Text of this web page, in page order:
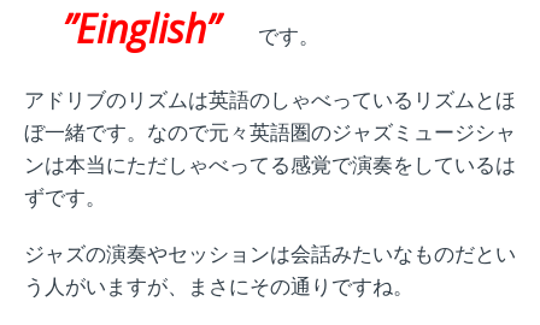
”Einglish” です。
アドリブのリズムは英語のしゃべっているリズムとほ
ぼ一緒です。なので元々英語圏のジャズミュージシャ
ンは本当にただしゃべってる感覚で演奏をしているは
ずです。
ジャズの演奏やセッションは会話みたいなものだとい
う人がいますが、まさにその通りですね。